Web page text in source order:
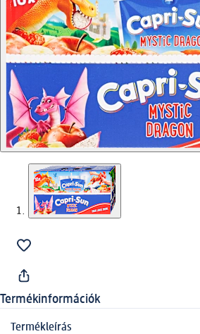
Termékinformációk
Termékleírás